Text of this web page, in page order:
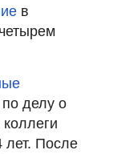
в
делу о
лет. После